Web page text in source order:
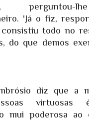
'Já o fiz,
todo no
do que demos
diz que a
virtuosas
mui poderosa ao